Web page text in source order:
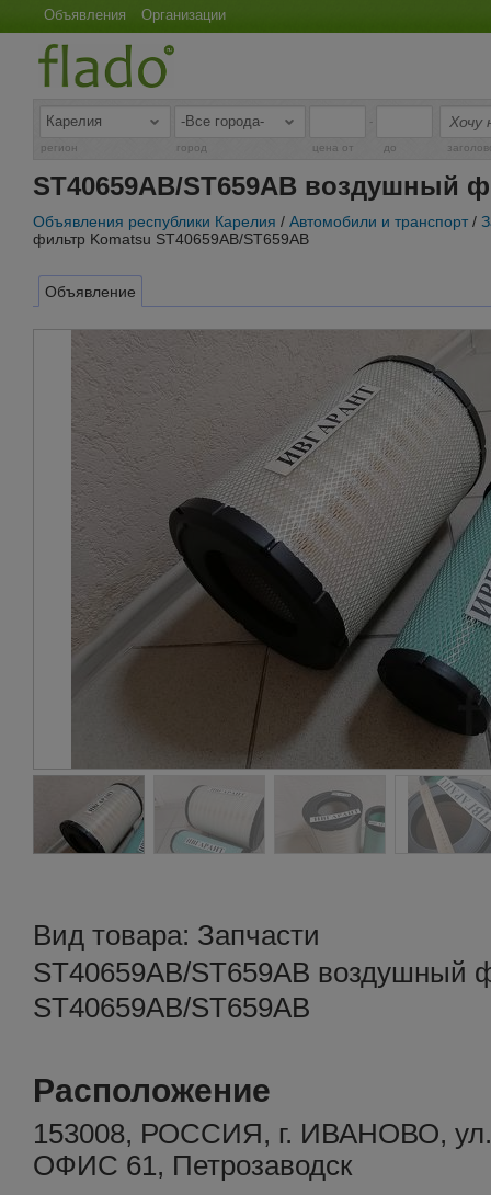
Объявления Организации
-
регион город цена от до
ST40659AB/ST659AB воздушный
Объявления республики Карелия / Автомобили и транспорт /
фильтр Komatsu ST40659AB/ST659AB
Объявление
Вид товара: Запчасти
ST40659AB/ST659AB воздушный
ST40659AB/ST659AB
Расположение
153008, РОССИЯ, г. ИВАНОВО,
ОФИС 61, Петрозаводск